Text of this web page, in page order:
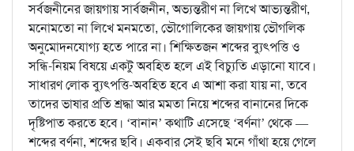
সর্বজনীনের জায়গায় সার্বজনীন, অভ্যন্তরীণ না লিখে আভ্যন্তরীণ,
মনোমতো না লিখে মনমতো, ভৌগোলিকের জায়গায় ভৌগলিক
অনুমোদনযোগ্য হতে পারে না। শিক্ষিতজন শব্দের ব্যুৎপত্তি ও
সন্ধি-নিয়ম বিষয়ে একটু অবহিত হলে এই বিচ্যুতি এড়ানো যাবে।
সাধারণ লোক ব্যুৎপত্তি-অবহিত হবে এ আশা করা যায় না, তবে
তাদের ভাষার প্রতি শ্রদ্ধা আর মমতা নিয়ে শব্দের বানানের দিকে
দৃষ্টিপাত করতে হবে। ‘বানান’ কথাটি এসেছে ‘বর্ণনা’ থেকে —
শব্দের বর্ণনা, শব্দের ছবি। একবার সেই ছবি মনে গাঁথা হয়ে গেলে